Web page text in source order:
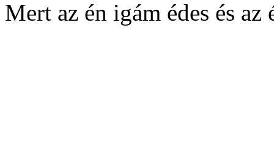
Mert az én igám édes és az